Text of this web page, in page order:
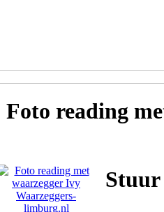
Foto reading
Stuur